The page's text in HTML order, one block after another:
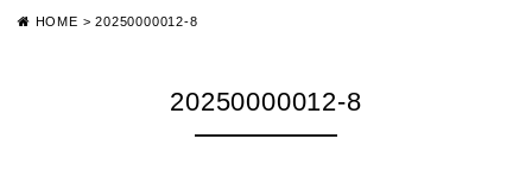
HOME >20250000012-8
20250000012-8